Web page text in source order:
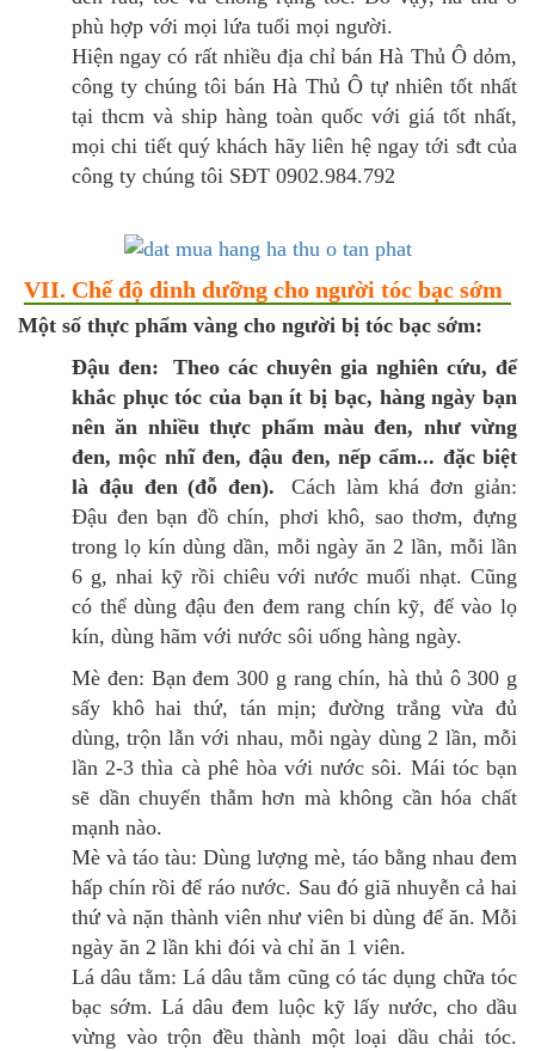
phù hợp với mọi lứa tuổi mọi người.
Hiện ngay có rất nhiều địa chỉ bán Hà Thủ Ô dỏm,
công ty chúng tôi bán Hà Thủ Ô tự nhiên tốt nhất
tại thcm và ship hàng toàn quốc với giá tốt nhất,
mọi chi tiết quý khách hãy liên hệ ngay tới sđt của
công ty chúng tôi SĐT 0902.984.792
VII. Chế độ dinh dưỡng cho người tóc bạc sớm
Một số thực phẩm vàng cho người bị tóc bạc sớm:
Đậu đen:
Theo các chuyên gia nghiên cứu, để
khắc phục tóc của bạn ít bị bạc, hàng ngày bạn
nên ăn nhiều thực phẩm màu đen, như vừng
đen, mộc nhĩ đen, đậu đen, nếp cẩm... đặc biệt
là đậu đen (đỗ đen).
Cách làm khá đơn giản:
Đậu đen bạn đồ chín, phơi khô, sao thơm, đựng
trong lọ kín dùng dần, mỗi ngày ăn 2 lần, mỗi lần
6 g, nhai kỹ rồi chiêu với nước muối nhạt. Cũng
có thể dùng đậu đen đem rang chín kỹ, để vào lọ
kín, dùng hãm với nước sôi uống hàng ngày.
Mè đen: Bạn đem 300 g rang chín, hà thủ ô 300 g
sấy khô hai thứ, tán mịn; đường trắng vừa đủ
dùng, trộn lẫn với nhau, mỗi ngày dùng 2 lần, mỗi
lần 2-3 thìa cà phê hòa với nước sôi. Mái tóc bạn
sẽ dần chuyển thẫm hơn mà không cần hóa chất
mạnh nào.
Mè và táo tàu: Dùng lượng mè, táo bằng nhau đem
hấp chín rồi để ráo nước. Sau đó giã nhuyễn cả hai
thứ và nặn thành viên như viên bi dùng để ăn. Mỗi
ngày ăn 2 lần khi đói và chỉ ăn 1 viên.
Lá dâu tằm: Lá dâu tằm cũng có tác dụng chữa tóc
bạc sớm. Lá dâu đem luộc kỹ lấy nước, cho dầu
vừng vào trộn đều thành một loại dầu chải tóc.